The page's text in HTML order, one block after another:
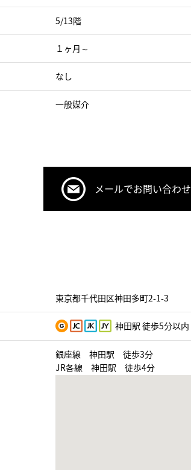
5/13階
１ヶ月～
なし
一般媒介
メールでお問い合わせ
東京都千代田区神田多町2-1-3
神田駅 徒歩5分以内
銀座線 神田駅 徒歩3分
JR各線 神田駅 徒歩4分